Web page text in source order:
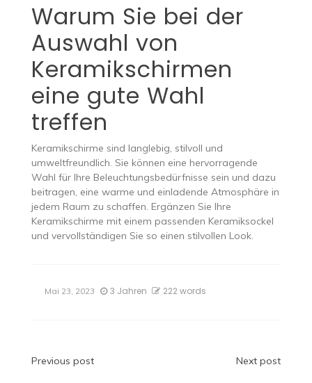
Warum Sie bei der
Auswahl von
Keramikschirmen
eine gute Wahl
treffen
Keramikschirme sind langlebig, stilvoll und
umweltfreundlich. Sie können eine hervorragende
Wahl für Ihre Beleuchtungsbedürfnisse sein und dazu
beitragen, eine warme und einladende Atmosphäre in
jedem Raum zu schaffen. Ergänzen Sie Ihre
Keramikschirme mit einem passenden Keramiksockel
und vervollständigen Sie so einen stilvollen Look.
Mai 23, 2023 3 Jahren 222 words
Beitragsnavigation
Previous post Next post